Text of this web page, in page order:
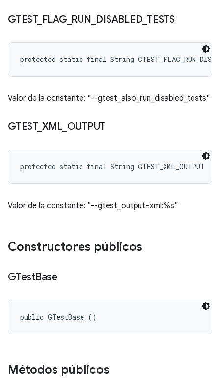
GTEST_ FLAG_ RUN DISABLED_ TESTS
protected static final String
Valor de la constante: "--gtest_also_run_disabled_tests"
GTEST_ XML_ OUTPUT
protected static final String GTEST_XML_OUTPUT
Valor de la constante: "--gtest_output=xml:%s"
Constructores públicos
GTestBase
public GTestBase ()
Métodos públicos